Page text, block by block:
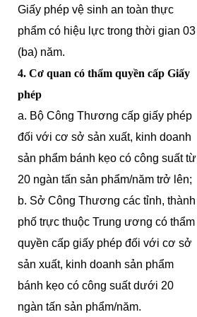
Giấy phép vệ sinh an toàn thực
phẩm có hiệu lực trong thời gian 03
(ba) năm.
4. Cơ quan có thẩm quyền cấp Giấy
phép
a. Bộ Công Thương cấp giấy phép
đối với cơ sở sản xuất, kinh doanh
sản phẩm bánh kẹo có công suất từ
20 ngàn tấn sản phẩm/năm trở lên;
b. Sở Công Thương các tỉnh, thành
phố trực thuộc Trung ương có thẩm
quyền cấp giấy phép đối với cơ sở
sản xuất, kinh doanh sản phẩm
bánh kẹo có công suất dưới 20
ngàn tấn sản phẩm/năm.